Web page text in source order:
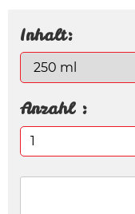
Inhalt:
Anzahl :